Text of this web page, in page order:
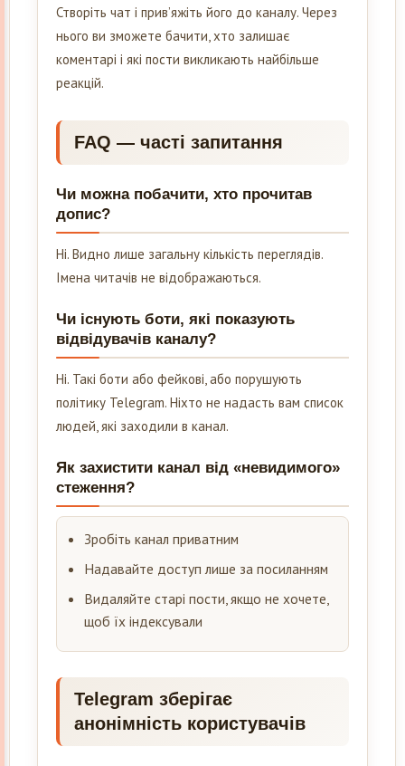
Створіть чат і прив’яжіть його до каналу. Через
нього ви зможете бачити, хто залишає
коментарі і які пости викликають найбільше
реакцій.
FAQ — часті запитання
Чи можна побачити, хто прочитав
допис?
Ні. Видно лише загальну кількість переглядів.
Імена читачів не відображаються.
Чи існують боти, які показують
відвідувачів каналу?
Ні. Такі боти або фейкові, або порушують
політику Telegram. Ніхто не надасть вам список
людей, які заходили в канал.
Як захистити канал від «невидимого»
стеження?
Зробіть канал приватним
Надавайте доступ лише за посиланням
Видаляйте старі пости, якщо не хочете,
щоб їх індексували
Telegram зберігає
анонімність користувачів